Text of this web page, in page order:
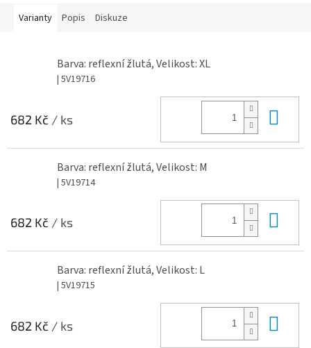
Varianty Popis Diskuze
Barva: reflexní žlutá, Velikost: XL
| 5V19716
682 Kč / ks
Barva: reflexní žlutá, Velikost: M
| 5V19714
682 Kč / ks
Barva: reflexní žlutá, Velikost: L
| 5V19715
682 Kč / ks